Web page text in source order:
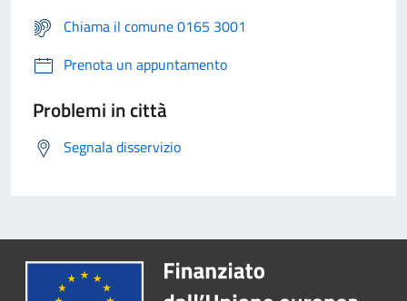
Chiama il comune 0165 3001
Prenota un appuntamento
Problemi in città
Segnala disservizio